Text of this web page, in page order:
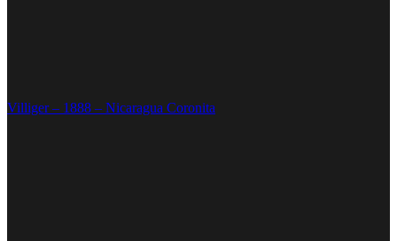
Villiger – 1888 – Nicaragua Coronita